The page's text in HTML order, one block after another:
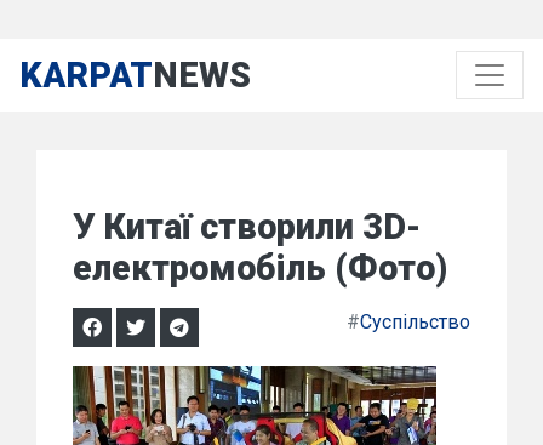
KARPATNEWS
У Китаї створили 3D-
електромобіль (Фото)
#Суспільство